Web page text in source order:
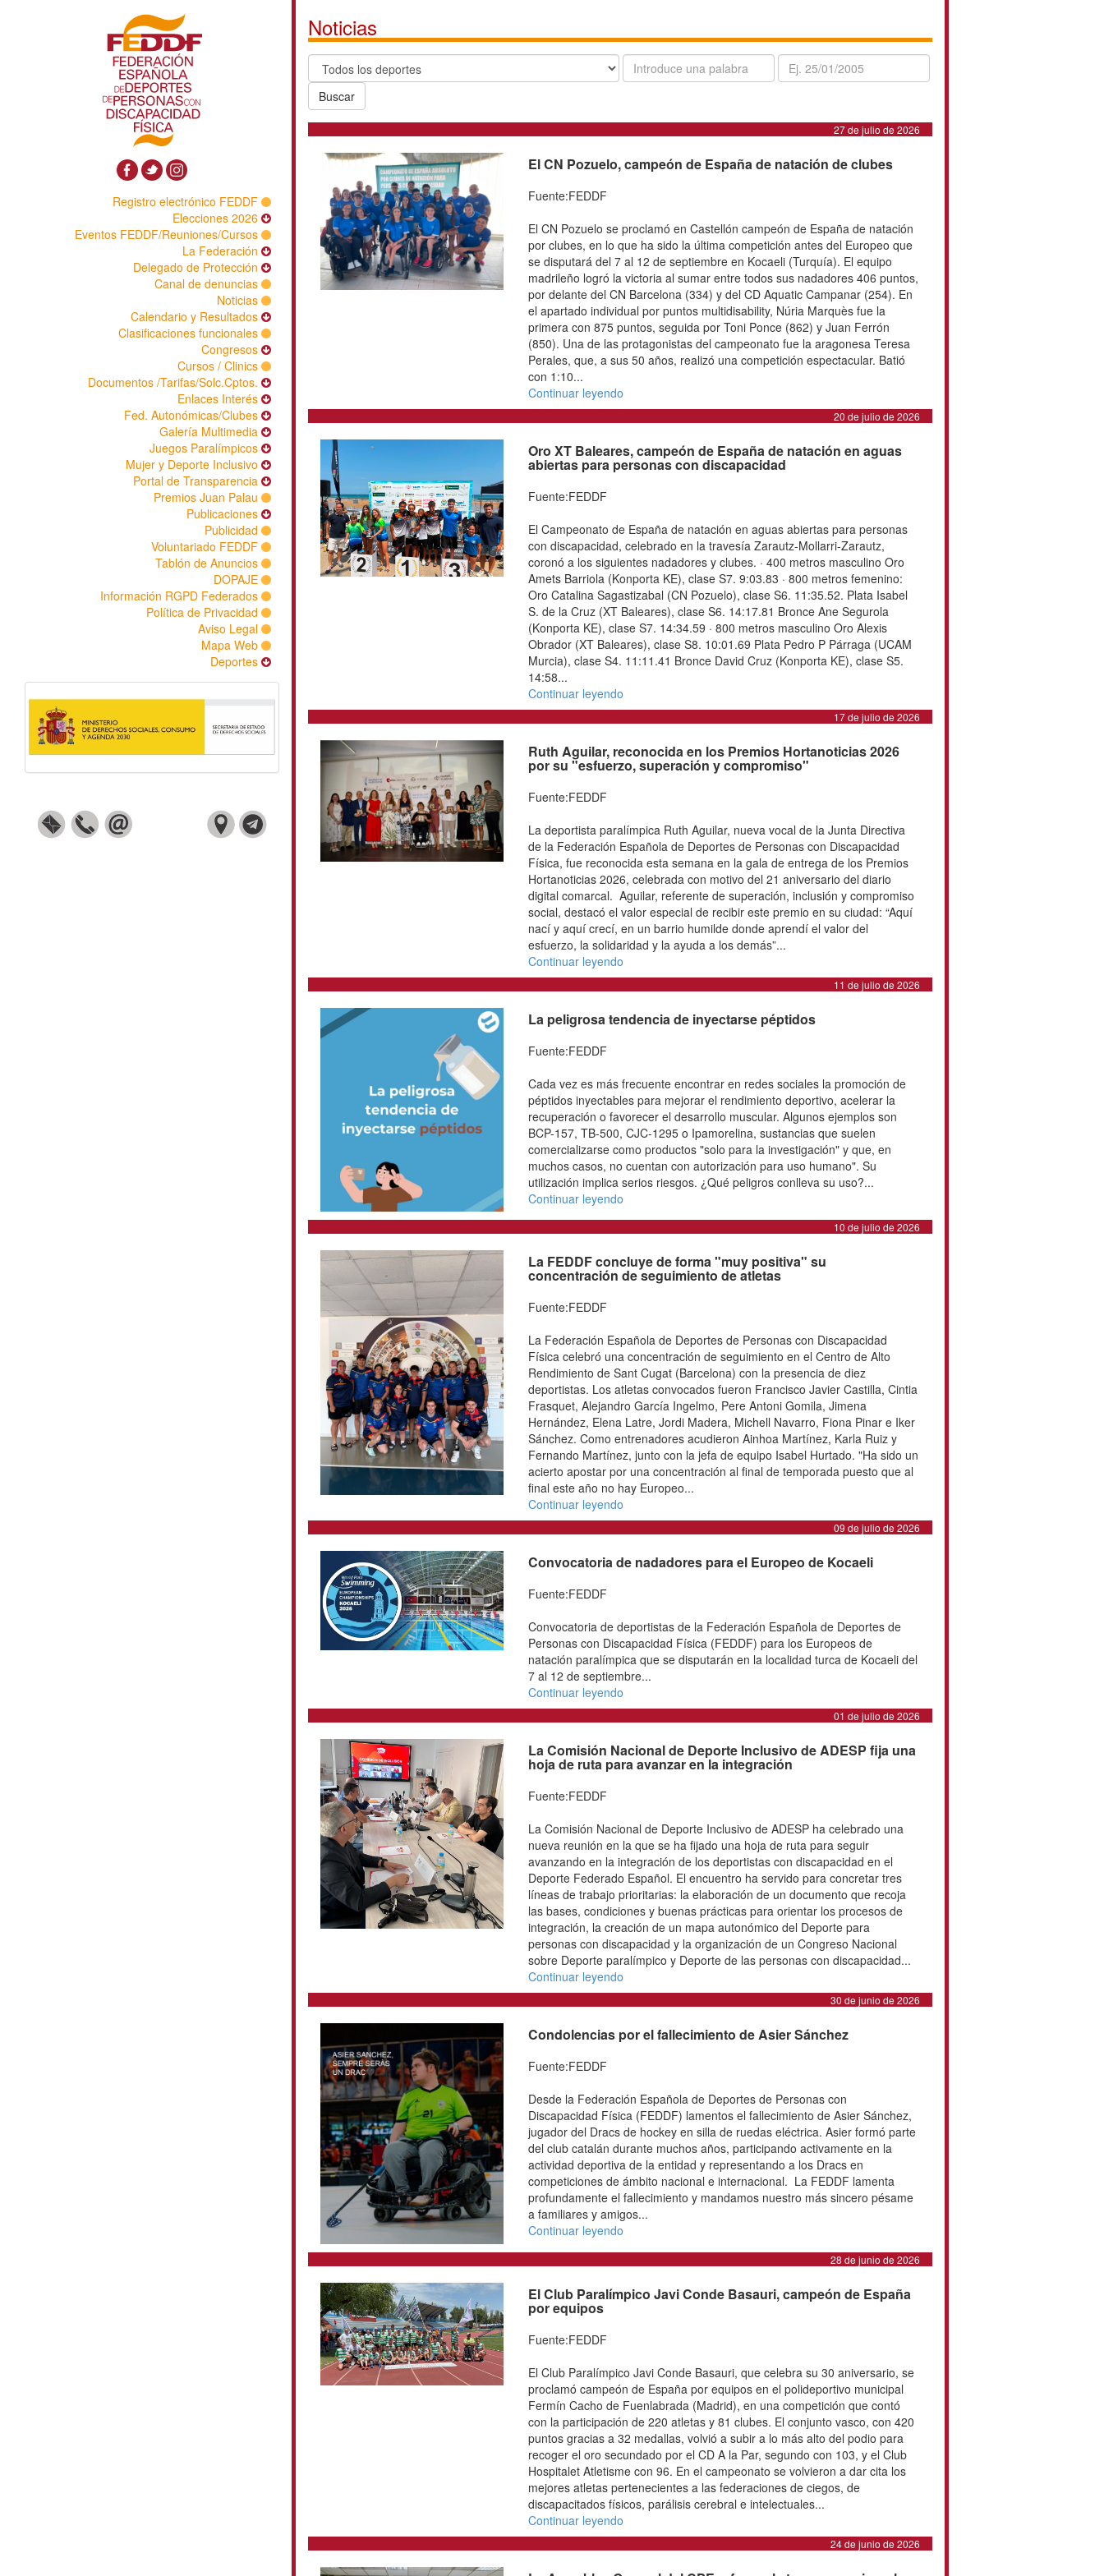
Registro electrónico FEDDF
Elecciones 2026
Eventos FEDDF/Reuniones/Cursos
La Federación
Delegado de Protección
Canal de denuncias
Calendario y Resultados
Clasificaciones funcionales
Documentos /Tarifas/Solc.Cptos.
Fed. Autonómicas/Clubes
Juegos Paralímpicos
Mujer y Deporte Inclusivo
Portal de Transparencia
Premios Juan Palau
Publicaciones
Publicidad
Voluntariado FEDDF
Tablón de Anuncios
DOPAJE
Información RGPD Federados
Política de Privacidad
27 de julio de 2026
El CN Pozuelo, campeón de España de natación
de clubes
El CN Pozuelo se proclamó en Castellón campeón de
España de natación por clubes, en lo que ha sido la última
competición antes del Europeo que se disputará del 7 al 12
de septiembre en Kocaeli (Turquía). El equipo madrileño
logró la victoria al sumar entre todos sus nadadores 406
puntos, por delante del CN Barcelona (334) y del CD
Aquatic Campanar (254). En el apartado individual por
puntos multidisability, Núria Marquès fue la primera con 875
Una de las protagonistas del campeonato fue la aragonesa
Teresa Perales, que, a sus 50 años, realizó una
competición espectacular. Batió con 1:10...
20 de julio de 2026
discapacidad
Fuente:FEDDF
El Campeonato de España de natación en aguas abiertas
para personas con discapacidad, celebrado en la travesía
Zarautz-Mollarri-Zarautz, coronó a los siguientes
nadadores y clubes. · 400 metros masculino Oro Amets
Barriola (Konporta KE), clase S7. 9:03.83 · 800 metros
femenino: Oro Catalina Sagastizabal (CN Pozuelo), clase
S6. 11:35.52. Plata Isabel S. de la Cruz (XT Baleares),
clase S7. 14:34.59 · 800 metros masculino Oro Alexis
Párraga (UCAM Murcia), clase S4. 11:11.41 Bronce David
Cruz (Konporta KE), clase S5. 14:58...
Ruth Aguilar, reconocida en los Premios
Hortanoticias 2026 por su "esfuerzo, superación y
compromiso"
Fuente:FEDDF
La deportista paralímpica Ruth Aguilar, nueva vocal de la
Junta Directiva de la Federación Española de Deportes de
Personas con Discapacidad Física, fue reconocida esta
semana en la gala de entrega de los Premios Hortanoticias
digital comarcal. Aguilar, referente de superación, inclusión
solidaridad y la ayuda a los demás”...
Continuar leyendo
11 de julio de 2026
La peligrosa tendencia de inyectarse péptidos
Fuente:FEDDF
Cada vez es más frecuente encontrar en redes sociales la
rendimiento deportivo, acelerar la recuperación o favorecer
el desarrollo muscular. Algunos ejemplos son BCP-157, TB-
uso humano". Su utilización implica serios riesgos. ¿Qué
peligros conlleva su uso?...
Continuar leyendo
10 de julio de 2026
La FEDDF concluye de forma "muy positiva" su
concentración de seguimiento de atletas
Fuente:FEDDF
La Federación Española de Deportes de Personas con
Discapacidad Física celebró una concentración de
Cugat (Barcelona) con la presencia de diez deportistas. Los
atletas convocados fueron Francisco Javier Castilla, Cintia
Navarro, Fiona Pinar e Iker Sánchez. Como entrenadores
acudieron Ainhoa Martínez, Karla Ruiz y Fernando
Martínez, junto con la jefa de equipo Isabel Hurtado. "Ha
sido un acierto apostar por una concentración al final de
temporada puesto que al final este año no hay Europeo...
Continuar leyendo
Convocatoria de nadadores para el Europeo de
Kocaeli
Convocatoria de deportistas de la Federación Española de
Deportes de Personas con Discapacidad Física (FEDDF)
para los Europeos de natación paralímpica que se
disputarán en la localidad turca de Kocaeli del 7 al 12 de
septiembre...
Continuar leyendo
01 de julio de 2026
La Comisión Nacional de Deporte Inclusivo de
ADESP fija una hoja de ruta para avanzar en la
integración
Fuente:FEDDF
celebrado una nueva reunión en la que se ha fijado una
hoja de ruta para seguir avanzando en la integración de los
deportistas con discapacidad en el Deporte Federado
Español. El encuentro ha servido para concretar tres líneas
de trabajo prioritarias: la elaboración de un documento que
recoja las bases, condiciones y buenas prácticas para
orientar los procesos de integración, la creación de un
mapa autonómico del Deporte para personas con
discapacidad y la organización de un Congreso Nacional
sobre Deporte paralímpico y Deporte de las personas con
discapacidad...
Continuar leyendo
30 de junio de 2026
Fuente:FEDDF
Desde la Federación Española de Deportes de Personas
con Discapacidad Física (FEDDF) lamentos el fallecimiento
de Asier Sánchez, jugador del Dracs de hockey en silla de
ruedas eléctrica. Asier formó parte del club catalán durante
muchos años, participando activamente en la actividad
deportiva de la entidad y representando a los Dracs en
competiciones de ámbito nacional e internacional. La
FEDDF lamenta profundamente el fallecimiento y
mandamos nuestro más sincero pésame a familiares y
amigos...
Continuar leyendo